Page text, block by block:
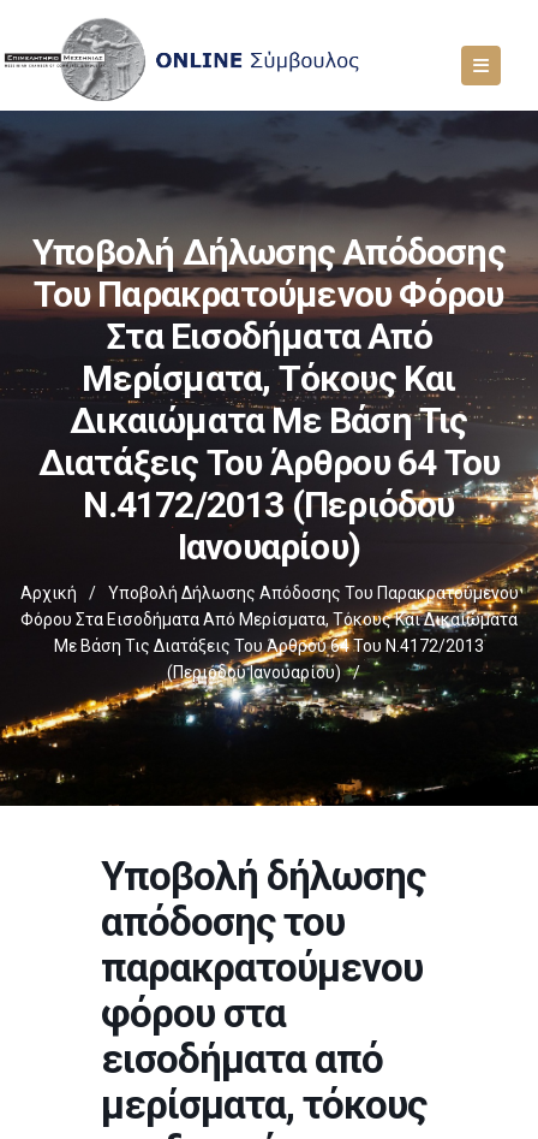
Υποβολή Δήλωσης Απόδοσης
Του Παρακρατούμενου Φόρου
Στα Εισοδήματα Από
Μερίσματα, Τόκους Και
Δικαιώματα Με Βάση Τις
Διατάξεις Του Άρθρου 64 Του
Ν.4172/2013 (περιόδου
Ιανουαρίου)
Αρχική /
Υποβολή Δήλωσης Απόδοσης Του Παρακρατούμενου
Φόρου Στα Εισοδήματα Από Μερίσματα, Τόκους Και Δικαιώματα
Με Βάση Τις Διατάξεις Του Άρθρου 64 Του Ν.4172/2013
(περιόδου Ιανουαρίου)
/
Υποβολή δήλωσης
απόδοσης του
παρακρατούμενου
φόρου στα
εισοδήματα από
μερίσματα, τόκους